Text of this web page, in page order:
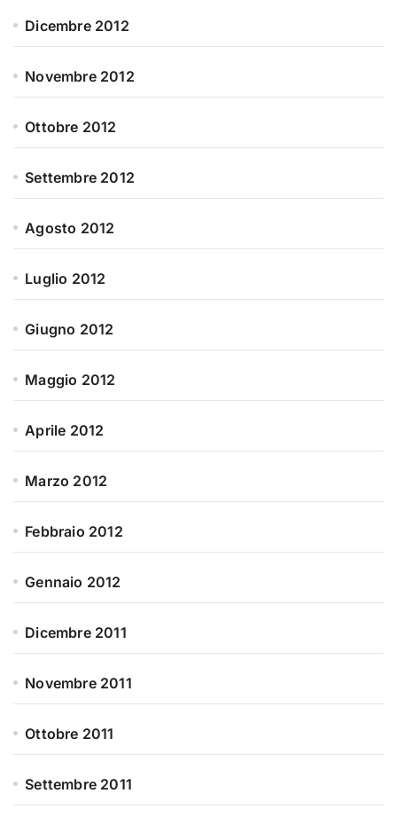
Dicembre 2012
Novembre 2012
Ottobre 2012
Settembre 2012
Agosto 2012
Luglio 2012
Giugno 2012
Maggio 2012
Aprile 2012
Marzo 2012
Febbraio 2012
Gennaio 2012
Dicembre 2011
Novembre 2011
Ottobre 2011
Settembre 2011